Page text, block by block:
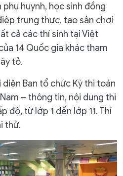
huynh, học sinh đồng
trung thực, tạo sân chơi
cả các thí sinh tại Việt
14 Quốc gia khác tham
tỏ.
Ban tổ chức Kỳ thi toán
– thông tin, nội dung thi
độ, từ lớp 1 đến lớp 11. Thí
thử.